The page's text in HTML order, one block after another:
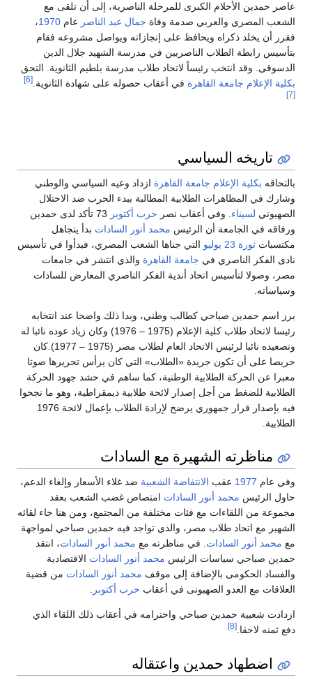
عاصر حمدين الأحلام الكبرى للمرحلة الناصرية، إلى أن تلقى مع
الشعب المصري والعربي صدمة وفاة جمال عبد الناصر عام 1970،
فقرر أن يخلد ذكراه ويحافظ على إنجازاته ويواصل مشروعه فقام
بتأسيس رابطة الطلاب الناصريين في مدرسة الشهيد جلال الدين
الدسوقى. وقد انتخب رئيساً لاتحاد طلاب مدرسة بلطيم الثانوية. التحق
بكلية الإعلام جامعة القاهرة في أعقاب حصوله على شهادة الثانوية.[6]
[7]
تاريخه السياسي
بالتحاقه بكلية الإعلام جامعة القاهرة ازداد وعيه السياسي والوطني
وشارك في المظاهرات الطلابية المطالبة ببدء الحرب ضد الاحتلال
الصهيوني لسيناء . وفي أعقاب نصر حرب أكتوبر
73 تأكد لدى حمدين
ورفاقه في الجامعة أن الرئيس محمد أنور السادات بدأ يتجاهل
مكتسبات ثورة 23 يوليو
التي جناها الشعب المصري، فبدأوا في تأسيس
نادى الفكر الناصري في جامعة القاهرة والذي انتشر في جامعات
مصر، وصولا لتأسيس اتحاد أندية الفكر الناصري المعارض للسادات
وسياساته.
برز اسم حمدين صباحي كطالب وطني، وبدا ذلك واضحا عند انتخابه
رئيسا لاتحاد طلاب كلية الإعلام (1975 – 1976) وكان زياد عوده نائبا له
وتصعيده نائبا لرئيس الاتحاد العام لطلاب مصر (1975 – 1977).كان
حريصا على أن تكون جريدة «الطلاب» التي كان يرأس تحريرها صوتا
معبرا عن الحركة الطلابية الوطنية، كما ساهم في حشد جهود الحركة
الطلابية للضغط من أجل إصدار لائحة طلابية ديمقراطية، وهو ما نجحوا
فيه بإصدار قرار جمهوري يرضخ لإرادة الطلاب بإعمال لائحة 1976
الطلابية.
مناظرته الشهيرة مع السادات
وفي عام 1977 عقب الانتفاضة الشعبية ضد غلاء الأسعار وإلغاء الدعم،
حاول الرئيس محمد أنور السادات امتصاص غضب الشعب بعقد
مجموعة من اللقاءات مع فئات مختلفة من المجتمع، ومن هنا جاء لقائه
الشهير مع اتحاد طلاب مصر، والذي تواجد فيه حمدين صباحي لمواجهة
مع محمد أنور السادات . في مناظرته مع محمد أنور السادات، انتقد
حمدين صباحي سياسات الرئيس محمد أنور السادات الاقتصادية
والفساد الحكومى بالإضافة إلى موقف محمد أنور السادات من قضية
العلاقات مع العدو الصهيونى في أعقاب حرب أكتوبر
ازدادت شعبية حمدين صباحي واحترامه في أعقاب ذلك اللقاء الذي
دفع ثمنه لاحقا. [8]
اضطهاد حمدين واعتقاله